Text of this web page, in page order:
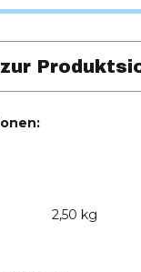
2,50 kg